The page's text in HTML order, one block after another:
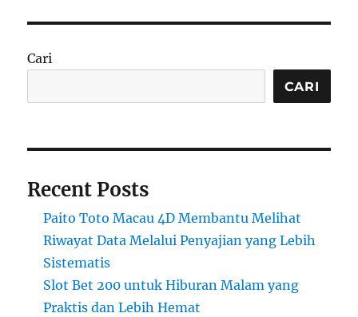
Cari
CARI
Recent Posts
Paito Toto Macau 4D Membantu Melihat
Riwayat Data Melalui Penyajian yang Lebih
Sistematis
Slot Bet 200 untuk Hiburan Malam yang
Praktis dan Lebih Hemat